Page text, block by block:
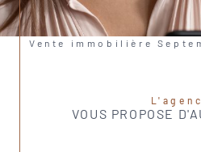
Vente immobilière
VOUS PROPOSE